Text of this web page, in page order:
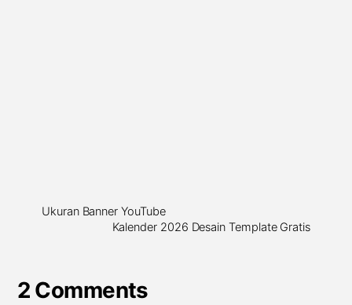
Ukuran Banner YouTube
Kalender 2026 Desain Template Gratis
2 Comments